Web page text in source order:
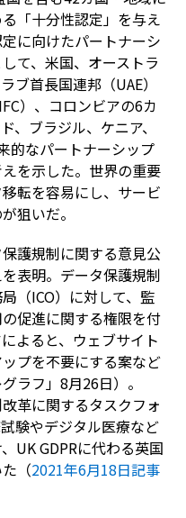
「十分性認定」を与え
に向けたパートナーシ
て、米国、オーストラ
ブ首長国連邦（UAE）
）、コロンビアの6カ
、ブラジル、ケニア、
的なパートナーシップ
を示した。世界の重要
転を容易にし、サービ
狙いだ。
護規制に関する意見公
表明。データ保護規制
（ICO）に対して、監
促進に関する権限を付
よると、ウェブサイト
プを不要にする案など
ラフ」8月26日）。
革に関するタスクフォ
験やデジタル医療など
UK GDPRに代わる英国
（2021年6月18日記事